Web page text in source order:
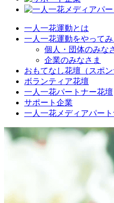
一人一花運動とは
一人一花運動をやって
個人・団体のみな
企業のみなさま
おもてなし花壇（スポン
ボランティア花壇
一人一花パートナー花壇
サポート企業
一人一花メディアパー